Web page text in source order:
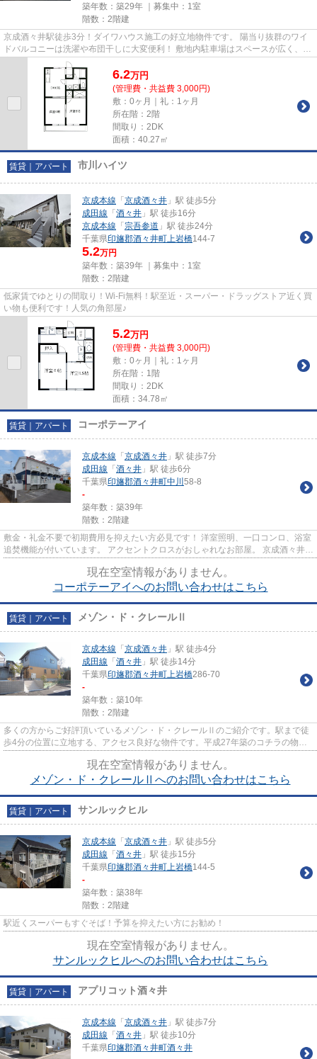
築年数：築29年 ｜募集中： 1室
階数：2階建
京成酒々井駅徒歩3分！ダイワハウス施工の好立地物件です。 陽当り抜群のワイ
ドバルコニーは洗濯や布団干しに大変便利！ 敷地内駐車場はスペースが広く、車
庫入れが苦手な方も安心です...
6.2万円
(管理費・共益費 3,000円)
敷：0ヶ月｜礼：1ヶ月
所在階：2階
間取り：2DK
面積：40.27㎡
賃貸｜アパート 市川ハイツ
京成本線 「 京成酒々井 」駅 徒歩5分
成田線 「 酒々井 」駅 徒歩16分
京成本線 「 宗吾参道 」駅 徒歩24分
千葉県印旛郡酒々井町上岩橋144-7
5.2万円
築年数：築39年 ｜募集中： 1室
階数：2階建
低家賃でゆとりの間取り！Wi-Fi無料！駅至近・スーパー・ドラッグストア近く買
い物も便利です！人気の角部屋♪
5.2万円
(管理費・共益費 3,000円)
敷：0ヶ月｜礼：1ヶ月
所在階：1階
間取り：2DK
面積：34.78㎡
賃貸｜アパート コーポテーアイ
京成本線 「 京成酒々井 」駅 徒歩7分
成田線 「 酒々井 」駅 徒歩6分
千葉県印旛郡酒々井町中川 58-8
-
築年数：築39年
階数：2階建
敷金・礼金不要で初期費用を抑えたい方必見です！ 洋室照明、一口コンロ、浴室
追焚機能が付いています。 アクセントクロスがおしゃれなお部屋。 京成酒々井駅
現在空室情報がありません。
コーポテーアイへのお問い合わせはこちら
賃貸｜アパート メゾン・ド・クレールⅡ
京成本線 「 京成酒々井 」駅 徒歩4分
成田線 「 酒々井 」駅 徒歩14分
千葉県印旛郡酒々井町上岩橋286-70
-
築年数：築10年
階数：2階建
多くの方からご好評頂いているメゾン・ド・クレールⅡのご紹介です。駅まで徒
歩4分の位置に立地する、アクセス良好な物件です。平成27年築のコチラの物件
現在空室情報がありません。
メゾン・ド・クレールⅡへのお問い合わせはこちら
賃貸｜アパート サンルックヒル
京成本線 「 京成酒々井 」駅 徒歩5分
成田線 「 酒々井 」駅 徒歩15分
千葉県印旛郡酒々井町上岩橋144-5
-
築年数：築38年
階数：2階建
駅近くスーパーもすぐそば！予算を抑えたい方にお勧め！
現在空室情報がありません。
サンルックヒルへのお問い合わせはこちら
賃貸｜アパート アプリコット酒々井
京成本線 「 京成酒々井 」駅 徒歩7分
成田線 「 酒々井 」駅 徒歩10分
千葉県印旛郡酒々井町酒々井